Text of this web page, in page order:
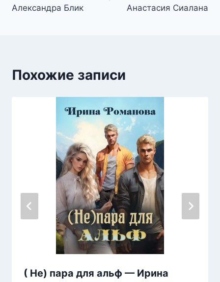
записям
Александра Блик
Анастасия Сиалана
Похожие записи
( Не) пара для альф — Ирина